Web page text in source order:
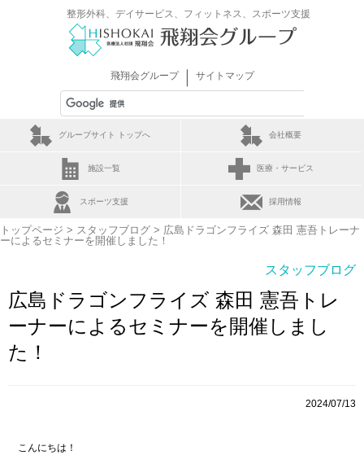
整形外科、デイサービス、フィットネス、スポーツ支援
飛翔会グループ｜ サイトマップ
グループサイト トップへ 会社概要
施設一覧 医療・サービス
スポーツ支援 採用情報
トップページ > スタッフブログ > 広島ドラゴンフライズ 森田 憲吾トレーナ
ーによるセミナーを開催しました！
スタッフブログ
広島ドラゴンフライズ 森田 憲吾トレ
ーナーによるセミナーを開催しまし
た！
2024/07/13
こんにちは！